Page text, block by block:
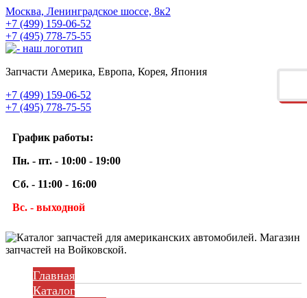
Москва, Ленинградское шоссе, 8к2
+7 (499) 159-06-52
+7 (495) 778-75-55
Запчасти Америка, Европа, Корея, Япония
+7 (499) 159-06-52
+7 (495) 778-75-55
График работы:
Пн. - пт. - 10:00 - 19:00
Сб. - 11:00 - 16:00
Вс. - выходной
Главная
Каталог